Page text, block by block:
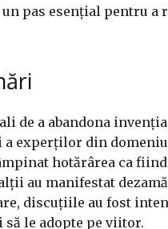
pas esențial pentru
de a abandona
a experților din
hotărârea ca
au manifestat
discuțiile au fost
le adopte pe viitor.